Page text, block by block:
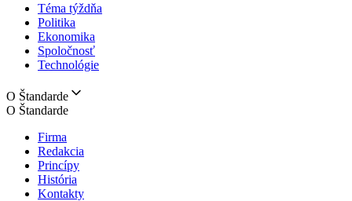
Téma týždňa
Politika
Ekonomika
Spoločnosť
Technológie
O Štandarde
O Štandarde
Firma
Redakcia
Princípy
História
Kontakty